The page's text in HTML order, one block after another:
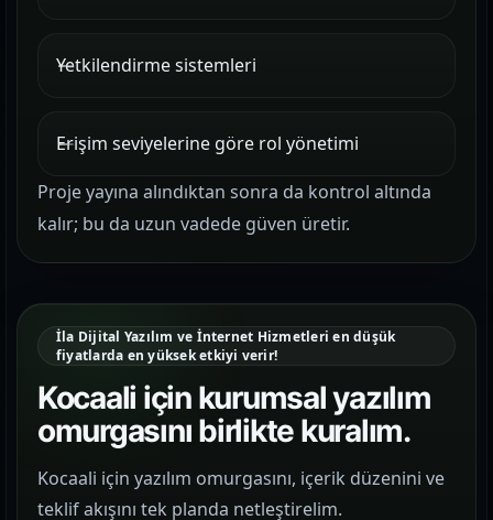
Yetkilendirme sistemleri
Erişim seviyelerine göre rol yönetimi
Proje yayına alındıktan sonra da kontrol altında
kalır; bu da uzun vadede güven üretir.
İla Dijital Yazılım ve İnternet Hizmetleri en düşük
fiyatlarda en yüksek etkiyi verir!
Kocaali için kurumsal yazılım
omurgasını birlikte kuralım.
Kocaali için yazılım omurgasını, içerik düzenini ve
teklif akışını tek planda netleştirelim.